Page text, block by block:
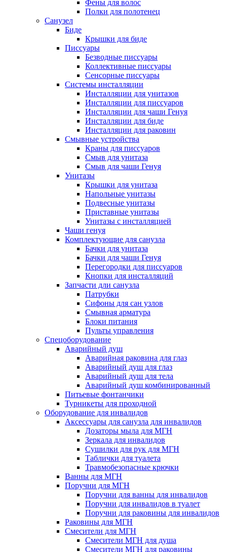
Фены для волос
Полки для полотенец
Санузел
Биде
Крышки для биде
Писсуары
Безводные писсуары
Коллективные писсуары
Сенсорные писсуары
Системы инсталляции
Инсталляции для унитазов
Инсталляции для писсуаров
Инсталляции для чаши Генуя
Инсталляции для биде
Инсталляции для раковин
Смывные устройства
Краны для писсуаров
Смыв для унитаза
Смыв для чаши Генуя
Унитазы
Крышки для унитаза
Напольные унитазы
Подвесные унитазы
Приставные унитазы
Унитазы с инсталляцией
Чаши генуя
Комплектующие для санузла
Бачки для унитаза
Бачки для чаши Генуя
Перегородки для писсуаров
Кнопки для инсталляций
Запчасти дли санузла
Патрубки
Сифоны для сан узлов
Смывная арматура
Блоки питания
Пульты управления
Спецоборудование
Аварийный душ
Аварийная раковина для глаз
Аварийный душ для глаз
Аварийный душ для тела
Аварийный душ комбинированный
Питьевые фонтанчики
Турникеты для проходной
Оборудование для инвалидов
Аксессуары для санузла для инвалидов
Дозаторы мыла для МГН
Зеркала для инвалидов
Сушилки для рук для МГН
Таблички для туалета
Травмобезопасные крючки
Ванны для МГН
Поручни для МГН
Поручни для ванны для инвалидов
Поручни для инвалидов в туалет
Поручни для раковины для инвалидов
Раковины для МГН
Смесители для МГН
Смесители МГН для душа
Смесители МГН для раковины